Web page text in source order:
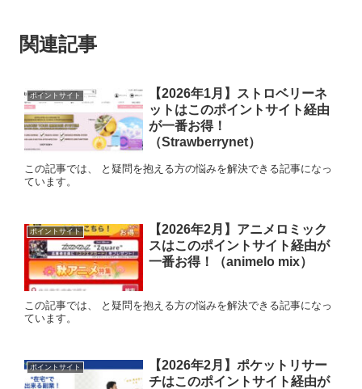
関連記事
ポイントサイト
【2026年1月】ストロベリーネ
ットはこのポイントサイト経由
が一番お得！
（Strawberrynet）
この記事では、 と疑問を抱える方の悩みを解決できる記事になっ
ています。
ポイントサイト
【2026年2月】アニメロミック
スはこのポイントサイト経由が
一番お得！（animelo mix）
この記事では、 と疑問を抱える方の悩みを解決できる記事になっ
ています。
ポイントサイト
【2026年2月】ポケットリサー
チはこのポイントサイト経由が